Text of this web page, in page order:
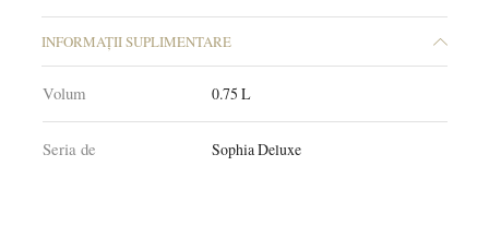
INFORMAȚII SUPLIMENTARE
Volum 0.75 L
Seria de Sophia Deluxe